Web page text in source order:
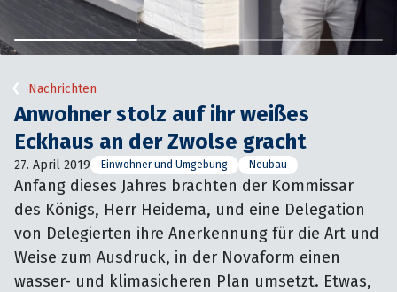
Nachrichten
Anwohner stolz auf ihr weißes
Eckhaus an der Zwolse gracht
27. April 2019 Einwohner und Umgebung Neubau
Anfang dieses Jahres brachten der Kommissar
des Königs, Herr Heidema, und eine Delegation
von Delegierten ihre Anerkennung für die Art und
Weise zum Ausdruck, in der Novaform einen
wasser- und klimasicheren Plan umsetzt. Etwas,